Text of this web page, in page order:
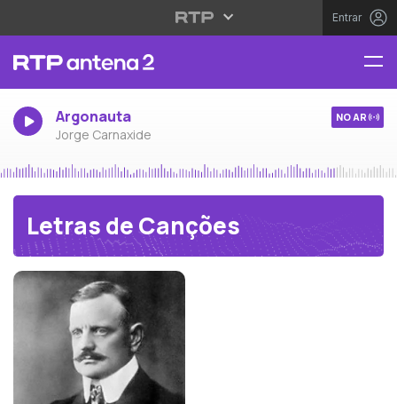
Entrar
Argonauta
Jorge Carnaxide
NO AR
Letras de Canções